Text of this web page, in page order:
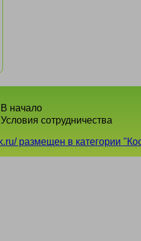
В начало
Условия сотрудничества